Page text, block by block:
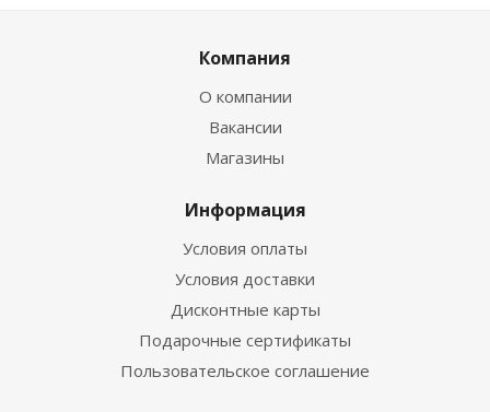
Компания
О компании
Вакансии
Магазины
Информация
Условия оплаты
Условия доставки
Дисконтные карты
Подарочные сертификаты
Пользовательское соглашение